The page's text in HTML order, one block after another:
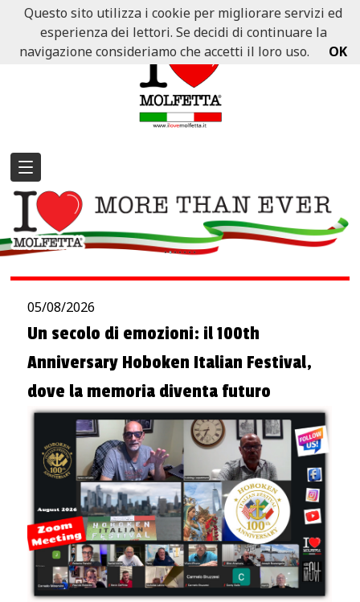
05/08/2026
Un secolo di emozioni: il 100th
Anniversary Hoboken Italian Festival,
dove la memoria diventa futuro
Questo sito utilizza i cookie per migliorare servizi ed
esperienza dei lettori. Se decidi di continuare la
navigazione consideriamo che accetti il loro uso.
OK